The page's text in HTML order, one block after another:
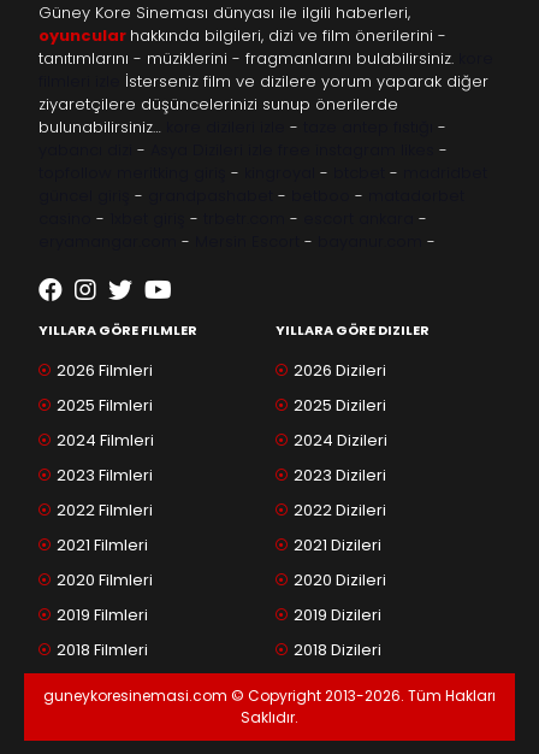
Güney Kore Sineması dünyası ile ilgili haberleri,
oyuncular hakkında bilgileri, dizi ve film önerilerini -
tanıtımlarını - müziklerini - fragmanlarını bulabilirsiniz.
İsterseniz film ve dizilere yorum yaparak diğer
ziyaretçilere düşüncelerinizi sunup önerilerde
bulunabilirsiniz…
-
-
-
-
- - -
- - -
- - -
-
- - -
YILLARA GÖRE FILMLER
2026 Filmleri
2025 Filmleri
2024 Filmleri
2023 Filmleri
2022 Filmleri
2021 Filmleri
2020 Filmleri
2019 Filmleri
2018 Filmleri
YILLARA GÖRE DIZILER
2026 Dizileri
2025 Dizileri
2024 Dizileri
2023 Dizileri
2022 Dizileri
2021 Dizileri
2020 Dizileri
2019 Dizileri
2018 Dizileri
guneykoresinemasi.com © Copyright 2013-2026. Tüm Hakları
Saklıdır.